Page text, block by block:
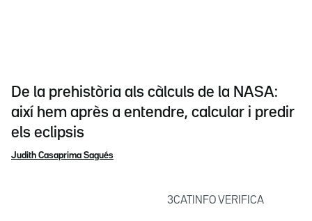
De la prehistòria als càlculs de la NASA:
així hem après a entendre, calcular i predir
els eclipsis
Judith Casaprima Sagués
3CATINFO VERIFICA